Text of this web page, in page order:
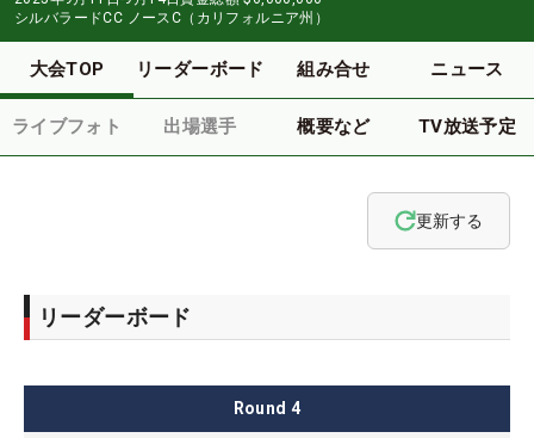
シルバラードCC ノースC（カリフォルニア州）
大会TOP リーダーボード 組み合せ ニュース
ライブフォト 出場選手 概要など TV放送予定
更新する
リーダーボード
Round 4